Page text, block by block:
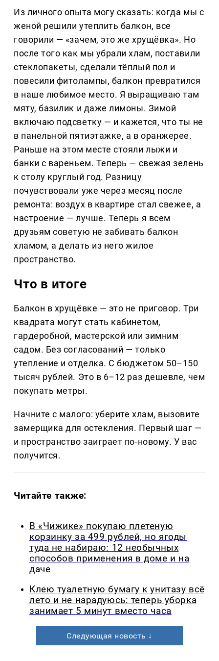
Из личного опыта могу сказать: когда мы с
женой решили утеплить балкон, все
говорили — «зачем, это же хрущёвка». Но
после того как мы убрали хлам, поставили
стеклопакеты, сделали тёплый пол и
повесили фитолампы, балкон превратился
в наше любимое место. Я выращиваю там
мяту, базилик и даже лимоны. Зимой
включаю подсветку — и кажется, что ты не
в панельной пятиэтажке, а в оранжерее.
Раньше на этом месте стояли лыжи и
банки с вареньем. Теперь — свежая зелень
к столу круглый год. Разницу
почувствовали уже через месяц после
ремонта: воздух в квартире стал свежее, а
настроение — лучше. Теперь я всем
друзьям советую не забивать балкон
хламом, а делать из него жилое
пространство.
Что в итоге
Балкон в хрущёвке — это не приговор. Три
квадрата могут стать кабинетом,
гардеробной, мастерской или зимним
садом. Без согласований — только
утепление и отделка. С бюджетом 50–150
тысяч рублей. Это в 6–12 раз дешевле, чем
покупать метры.
Начните с малого: уберите хлам, вызовите
замерщика для остекления. Первый шаг —
и пространство заиграет по-новому. У вас
получится.
Читайте также:
В «Чижике» покупаю плетеную
корзинку за 499 рублей, но ягоды
туда не набираю: 12 необычных
способов применения в доме и на
даче
Клею туалетную бумагу к унитазу всё
лето и не нарадуюсь: теперь уборка
занимает 5 минут вместо часа
Следующая новость ↓